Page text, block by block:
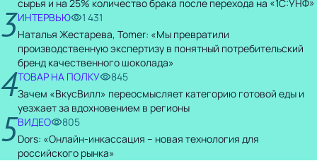
сырья и на 25% количество брака после перехода на «1С:УНФ»
3ИНТЕРВЬЮ
1 431
Наталья Жестарева, Tomer: «Мы превратили
производственную экспертизу в понятный потребительский
бренд качественного шоколада»
4ТОВАР НА ПОЛКУ
845
Зачем «ВкусВилл» переосмысляет категорию готовой еды и
уезжает за вдохновением в регионы
5ВИДЕО
805
Dors: «Онлайн-инкассация – новая технология для
российского рынка»